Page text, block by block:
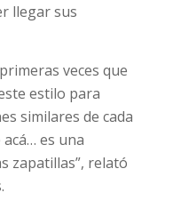
llegar sus
veces que
estilo para
similares de cada
es una
zapatillas”, relató